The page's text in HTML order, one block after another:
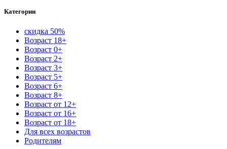
Категории
скидка 50%
Возраст 18+
Возраст 0+
Возраст 2+
Возраст 3+
Возраст 5+
Возраст 6+
Возраст 8+
Возраст от 12+
Возраст от 16+
Возраст от 18+
Для всех возрастов
Родителям